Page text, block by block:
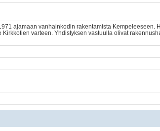
ajamaan vanhainkodin rakentamista Kempeleeseen.
varteen. Yhdistyksen vastuulla olivat